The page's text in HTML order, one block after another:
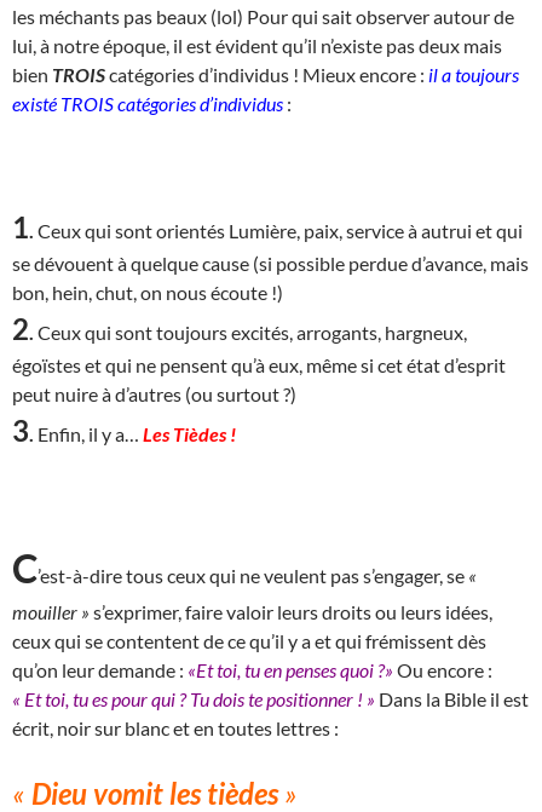
les méchants pas beaux (lol) Pour qui sait observer autour de
lui, à notre époque, il est évident qu’il n’existe pas deux mais
bien TROIScatégories d’individus ! Mieux encore : il a toujours
existé TROIS catégories d’individus :
1 Ceux qui sont orientés Lumière, paix, service à autrui et qui
se dévouent à quelque cause (si possible perdue d’avance, mais
bon, hein, chut, on nous écoute !)
2 Ceux qui sont toujours excités, arrogants, hargneux,
égoïstes et qui ne pensent qu’à eux, même si cet état d’esprit
peut nuire à d’autres (ou surtout ?)
3 Enfin, il y a… Les Tièdes !
C’est-à-dire tous ceux qui ne veulent pas s’engager, se «
mouiller » s’exprimer, faire valoir leurs droits ou leurs idées,
ceux qui se contentent de ce qu’il y a et qui frémissent dès
qu’on leur demande : «Et toi, tu en penses quoi ?» Ou encore :
« Et toi, tu es pour qui ? Tu dois te positionner ! » Dans la Bible il est
écrit, noir sur blanc et en toutes lettres :
« Dieu vomit les tièdes»